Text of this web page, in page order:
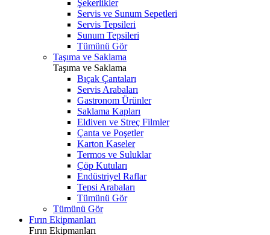
Şekerlikler
Servis ve Sunum Sepetleri
Servis Tepsileri
Sunum Tepsileri
Tümünü Gör
Taşıma ve Saklama
Taşıma ve Saklama
Bıçak Çantaları
Servis Arabaları
Gastronom Ürünler
Saklama Kapları
Eldiven ve Streç Filmler
Çanta ve Poşetler
Karton Kaseler
Termos ve Suluklar
Çöp Kutuları
Endüstriyel Raflar
Tepsi Arabaları
Tümünü Gör
Tümünü Gör
Fırın Ekipmanları
Fırın Ekipmanları